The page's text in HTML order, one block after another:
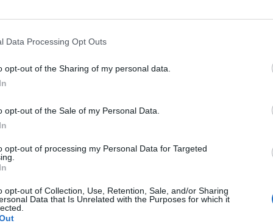
Data Processing Opt Outs
opt-out of the Sharing of my personal data.
opt-out of the Sale of my Personal Data.
opt-out of processing my Personal Data for Targeted
opt-out of Collection, Use, Retention, Sale, and/or Sharing
Data that Is Unrelated with the Purposes for which it
dalla strada spaventando gli
Cotral finisce nella scarpata ​​​ Sul posto
i Vigili del Fuoco del distaccamento
con un'autobotte, i carabinieri e la polizia
In attesa della conclusione della
e della messa in sicurezza degli
gli agenti hanno provveduto, in via
a chiudere il tratto di strada
in entrambe le direzioni.​​
Rudy Giuliani a Come States?
americana